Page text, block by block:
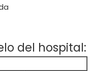
del hospital: